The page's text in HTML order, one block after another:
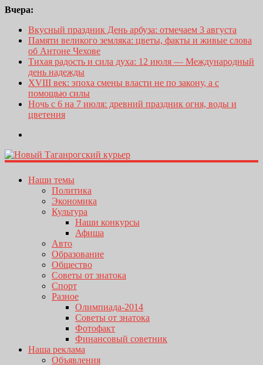
Вчера:
Вкусный праздник День арбуза: отмечаем 3 августа
Памяти великого земляка: цветы, факты и живые слова
об Антоне Чехове
Тихая радость и сила духа: 12 июля — Международный
день надежды
XVIII век: эпоха смены власти не по закону, а с
помощью силы
Ночь с 6 на 7 июля: древний праздник огня, воды и
цветения
Наши темы
Политика
Экономика
Культура
Наши конкурсы
Афиша
Авто
Образование
Общество
Советы от знатока
Спорт
Разное
Олимпиада-2014
Советы от знатока
Фотофакт
Финансовый советник
Наша реклама
Объявления